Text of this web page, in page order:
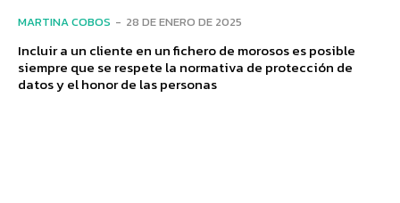
MARTINA COBOS - 28 DE ENERO DE 2025
Incluir a un cliente en un fichero de morosos es posible
siempre que se respete la normativa de protección de
datos y el honor de las personas